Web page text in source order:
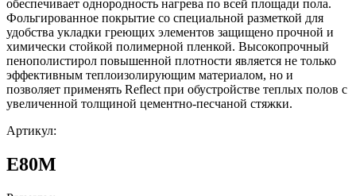
обеспечивает однородность нагрева по всей площади пола.
Фольгированное покрытие со специальной разметкой для
удобства укладки греющих элементов защищено прочной и
химически стойкой полимерной пленкой. Высокопрочный
пенополистирол повышенной плотности является не только
эффективным теплоизолирующим материалом, но и
позволяет применять Reflect при обустройстве теплых полов с
увеличенной толщиной цементно-песчаной стяжки.
Артикул:
E80M